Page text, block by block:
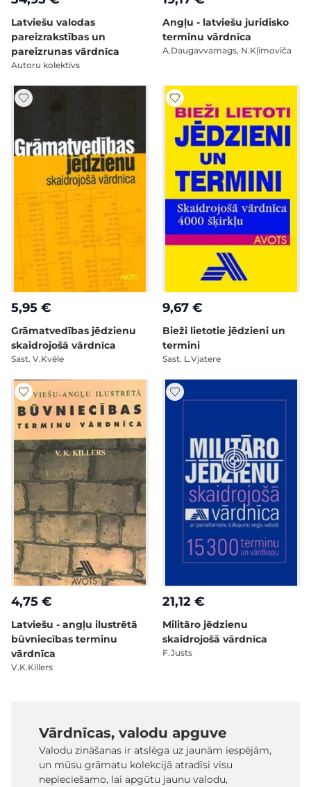
Latviešu valodas
pareizrakstības un
pareizrunas vārdnīca
Autoru kolektīvs
Angļu - latviešu juridisko
terminu vārdnīca
A.Daugavvamags, N.Kļimoviča
5,95 €
Grāmatvedības jēdzienu
skaidrojošā vārdnīca
Sast. V.Kvēle
9,67 €
Bieži lietotie jēdzieni un
termini
Sast. L.Vjatere
4,75 €
Latviešu - angļu ilustrētā
būvniecības terminu
vārdnīca
V.K.Killers
21,12 €
Militāro jēdzienu
skaidrojošā vārdnīca
F.Justs
Vārdnīcas, valodu apguve
Valodu zināšanas ir atslēga uz jaunām iespējām,
un mūsu grāmatu kolekcijā atradīsi visu
nepieciešamo, lai apgūtu jaunu valodu,